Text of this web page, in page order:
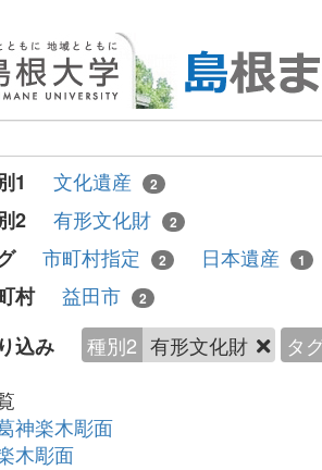
1 文化遺産 2
2 有形文化財 2
市町村指定 2 日本遺産 1
村 益田市 2
込み 種別2 有形文化財
タ
神楽木彫面
木彫面